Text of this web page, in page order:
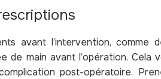
avant l’intervention, comme
de main avant l’opération. Cela
post-opératoire.